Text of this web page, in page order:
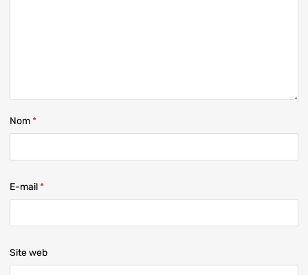
Nom*
E-mail*
Site web